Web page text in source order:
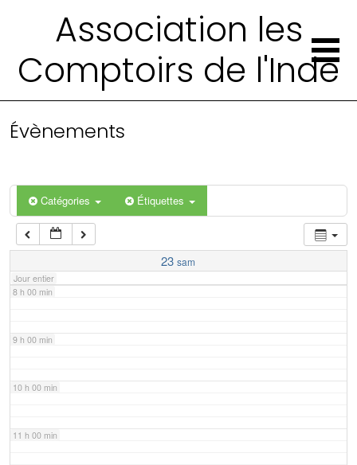
Association les
Comptoirs de l'Inde
Évènements
Catégories Étiquettes
23 sam
Jour entier
4 h 00 min
6 h 00 min
7 h 00 min
8 h 00 min
9 h 00 min
10 h 00 min
11 h 00 min